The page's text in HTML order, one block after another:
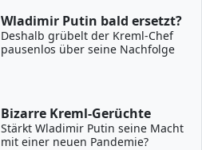
Wladimir Putin bald ersetzt?
Deshalb grübelt der Kreml-Chef
pausenlos über seine Nachfolge
Bizarre Kreml-Gerüchte
Stärkt Wladimir Putin seine Macht
mit einer neuen Pandemie?